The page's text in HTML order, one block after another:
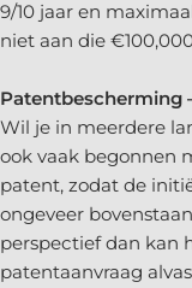
9/10 jaar en
niet aan die
Patentbescherming
Wil je in meerdere
ook vaak begonnen
patent, zodat de
ongeveer
perspectief dan kan
patentaanvraag